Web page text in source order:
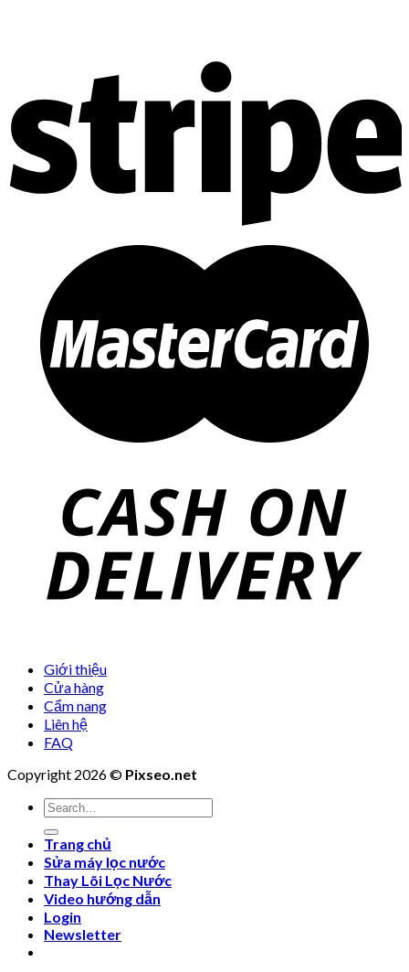
Giới thiệu
Cửa hàng
Cẩm nang
Liên hệ
FAQ
Copyright 2026 © Pixseo.net
Search
for:
Trang chủ
Sửa máy lọc nước
Thay Lõi Lọc Nước
Video hướng dẫn
Login
Newsletter